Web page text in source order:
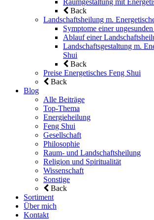
Raumgestaltung mit
Back
Landschaftsheilung m.
Symptome einer
Ablauf einer
Landschaftsgestaltung m.
Shui
Back
Preise Energetisches Feng Shui
Back
Blog
Alle Beiträge
Top-Thema
Energieheilung
Feng Shui
Gesellschaft
Philosophie
Raum- und Landschaftsheilung
Religion und Spiritualität
Wissenschaft
Sonstige
Back
Sortiment
Über mich
Kontakt